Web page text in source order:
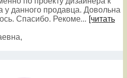
у данного продавца. Довольна
Спасибо. Рекоме... [читать
,